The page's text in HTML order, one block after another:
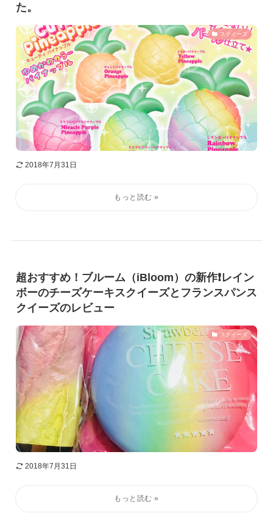
た。
スクイーズ
2018年7月31日
超おすすめ！ブルーム（iBloom）の新作❗️レイン
ボーのチーズケーキスクイーズとフランスパンス
クイーズのレビュー
スクイーズ
2018年7月31日